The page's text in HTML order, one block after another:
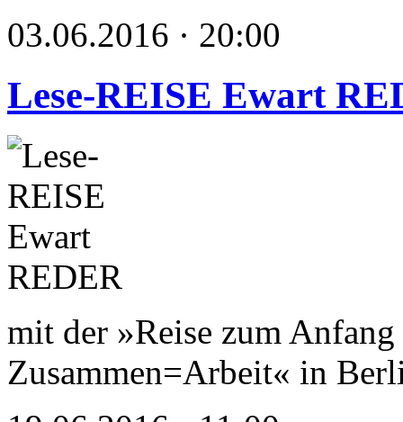
03.06.2016 · 20:00
Lese-REISE Ewart
mit der »Reise zum
Zusammen=Arbeit« in